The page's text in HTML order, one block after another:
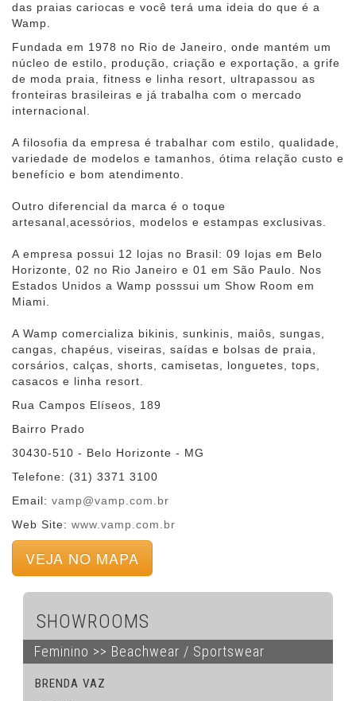
das praias cariocas e você terá uma ideia do que é a
Wamp.
Fundada em 1978 no Rio de Janeiro, onde mantém um
núcleo de estilo, produção, criação e exportação, a grife
de moda praia, fitness e linha resort, ultrapassou as
fronteiras brasileiras e já trabalha com o mercado
internacional.
A filosofia da empresa é trabalhar com estilo, qualidade,
variedade de modelos e tamanhos, ótima relação custo e
benefício e bom atendimento.
Outro diferencial da marca é o toque
artesanal,acessórios, modelos e estampas exclusivas.
A empresa possui 12 lojas no Brasil: 09 lojas em Belo
Horizonte, 02 no Rio Janeiro e 01 em São Paulo. Nos
Estados Unidos a Wamp posssui um Show Room em
Miami.
A Wamp comercializa bikinis, sunkinis, maiôs, sungas,
cangas, chapéus, viseiras, saídas e bolsas de praia,
corsários, calças, shorts, camisetas, longuetes, tops,
casacos e linha resort.
Rua Campos Elíseos, 189
Bairro Prado
30430-510 - Belo Horizonte - MG
Telefone: (31) 3371 3100
Email: vamp@vamp.com.br
Web Site: www.vamp.com.br
VEJA NO MAPA
SHOWROOMS
Feminino >> Beachwear / Sportswear
BRENDA VAZ